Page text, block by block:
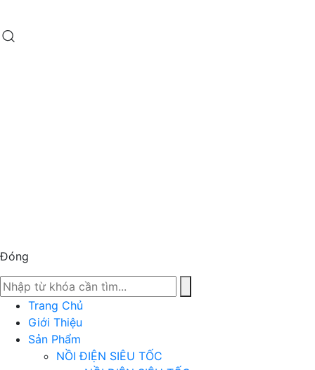
Đóng
Trang Chủ
Giới Thiệu
Sản Phẩm
NỒI ĐIỆN SIÊU TỐC